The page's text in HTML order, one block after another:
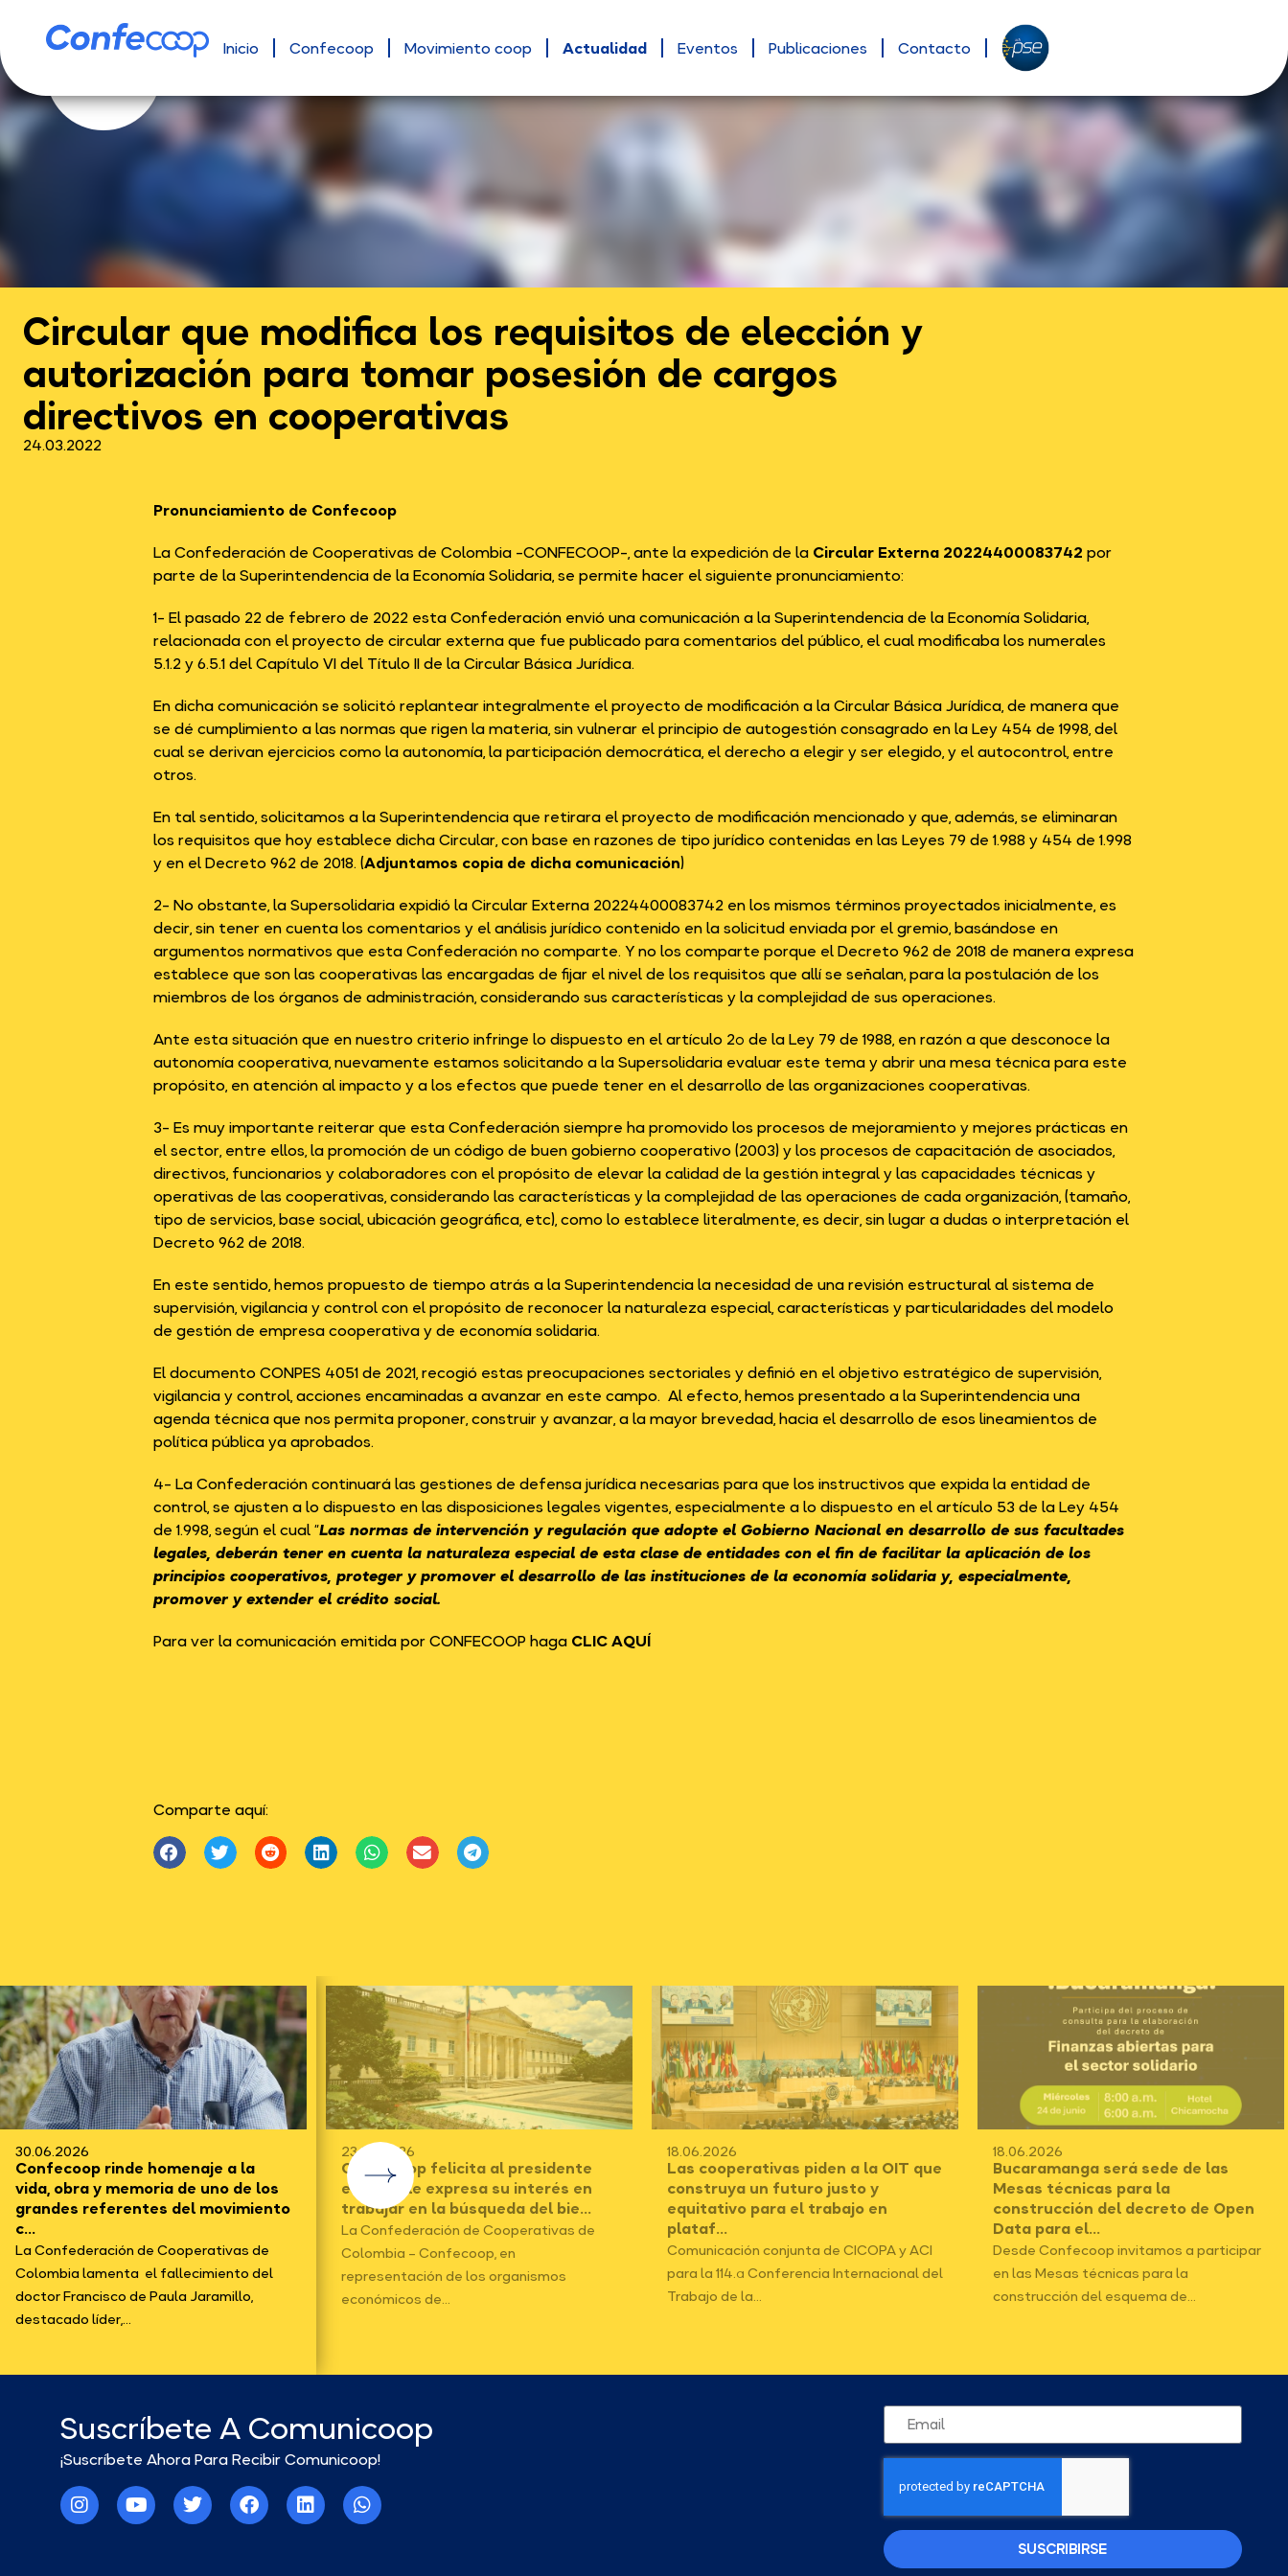
Inicio Confecoop Movimiento coop Actualidad Eventos Publicaciones Contacto
Circular que modifica los requisitos de elección y
autorización para tomar posesión de cargos
directivos en cooperativas
24.03.2022
Pronunciamiento de Confecoop
La Confederación de Cooperativas de Colombia -CONFECOOP-, ante la expedición de laCircular Externa 20224400083742por
parte de la Superintendencia de la Economía Solidaria, se permite hacer el siguiente pronunciamiento:
1- El pasado 22 de febrero de 2022 esta Confederación envió una comunicación a la Superintendencia de la Economía Solidaria,
relacionada con el proyecto de circular externa que fue publicado para comentarios del público, el cual modificaba los numerales
5.1.2 y 6.5.1 del Capítulo VI del Título II de la Circular Básica Jurídica.
En dicha comunicación se solicitó replantear integralmente el proyecto de modificación a la Circular Básica Jurídica, de manera que
se dé cumplimiento a las normas que rigen la materia, sin vulnerar el principio de autogestión consagrado en la Ley 454 de 1998, del
cual se derivan ejercicios como la autonomía, la participación democrática, el derecho a elegir y ser elegido, y el autocontrol, entre
otros.
En tal sentido, solicitamos a la Superintendencia que retirara el proyecto de modificación mencionado y que, además, se eliminaran
los requisitos que hoy establece dicha Circular, con base en razones de tipo jurídico contenidas en las Leyes 79 de 1.988 y 454 de 1.998
y en el Decreto 962 de 2018. (Adjuntamos copia de dicha comunicación)
2- No obstante, la Supersolidaria expidió la Circular Externa 20224400083742 en los mismos términos proyectados inicialmente, es
decir, sin tener en cuenta los comentarios y el análisis jurídico contenido en la solicitud enviada por el gremio, basándose en
argumentos normativos que esta Confederación no comparte. Y no los comparte porque el Decreto 962 de 2018 de manera expresa
establece que son las cooperativas las encargadas de fijar el nivel de los requisitos que allí se señalan, para la postulación de los
miembros de los órganos de administración, considerando sus características y la complejidad de sus operaciones.
Ante esta situación que en nuestro criterio infringe lo dispuesto en el artículo 2º de la Ley 79 de 1988, en razón a que desconoce la
autonomía cooperativa, nuevamente estamos solicitando a la Supersolidaria evaluar este tema y abrir una mesa técnica para este
propósito, en atención al impacto y a los efectos que puede tener en el desarrollo de las organizaciones cooperativas.
3- Es muy importante reiterar que esta Confederación siempre ha promovido los procesos de mejoramiento y mejores prácticas en
el sector, entre ellos, la promoción de un código de buen gobierno cooperativo (2003) y los procesos de capacitación de asociados,
directivos, funcionarios y colaboradores con el propósito de elevar la calidad de la gestión integral y las capacidades técnicas y
operativas de las cooperativas, considerando las características y la complejidad de las operaciones de cada organización, (tamaño,
tipo de servicios, base social, ubicación geográfica, etc), como lo establece literalmente, es decir, sin lugar a dudas o interpretación el
Decreto 962 de 2018.
En este sentido, hemos propuesto de tiempo atrás a la Superintendencia la necesidad de una revisión estructural al sistema de
supervisión, vigilancia y control con el propósito de reconocer la naturaleza especial, características y particularidades del modelo
de gestión de empresa cooperativa y de economía solidaria.
El documentoCONPES 4051 de 2021, recogió estas preocupaciones sectoriales y definió en el objetivo estratégico de supervisión,
vigilancia y control, acciones encaminadas a avanzar en este campo. Al efecto, hemos presentado a la Superintendencia una
agenda técnica que nos permita proponer, construir y avanzar, a la mayor brevedad, hacia el desarrollo de esos lineamientos de
política pública ya aprobados.
4- La Confederación continuará las gestiones de defensa jurídica necesarias para que los instructivos que expida la entidad de
control, se ajusten a lo dispuesto en las disposiciones legales vigentes, especialmente a lo dispuesto en el artículo 53 de la Ley 454
de 1.998, según el cual “Las normas de intervención y regulación que adopte el Gobierno Nacional en desarrollo de sus facultades
legales, deberán tener en cuenta la naturaleza especial de esta clase de entidades con el fin de facilitar la aplicación de los
principios cooperativos, proteger y promover el desarrollo de las instituciones de la economía solidaria y, especialmente,
promover y extender el crédito social.
Para ver la comunicación emitida por CONFECOOP hagaCLIC AQUÍ
Comparte aquí:
30.06.2026
Confecoop rinde homenaje a la
vida, obra y memoria de uno de los
grandes referentes del movimiento
c...
La Confederación de Cooperativas de
Colombia lamenta el fallecimiento del
doctor Francisco de Paula Jaramillo,
destacado líder,...
23.06.2026
Confecoop felicita al presidente
electo y le expresa su interés en
trabajar en la búsqueda del bie...
La Confederación de Cooperativas de
Colombia – Confecoop, en
representación de los organismos
económicos de...
18.06.2026
Las cooperativas piden a la OIT que
construya un futuro justo y
equitativo para el trabajo en
plataf...
Comunicación conjunta de CICOPA y ACI
para la 114.ª Conferencia Internacional del
Trabajo de la...
18.06.2026
Bucaramanga será sede de las
Mesas técnicas para la
construcción del decreto de Open
Data para el...
Desde Confecoop invitamos a participar
en las Mesas técnicas para la
construcción del esquema de...
Suscríbete A Comunicoop
¡Suscríbete Ahora Para Recibir Comunicoop!
SUSCRIBIRSE